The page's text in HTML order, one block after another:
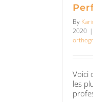
By
2020 |
Voici
les